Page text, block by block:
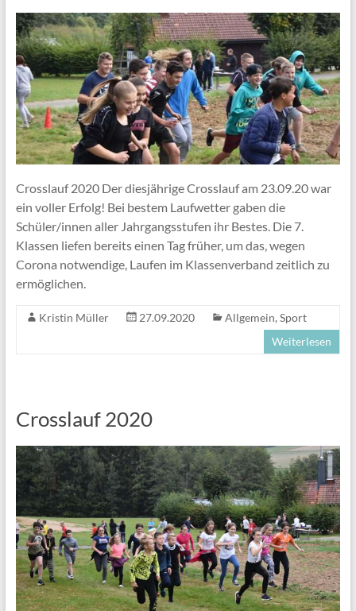
Crosslauf 2020 Der diesjährige Crosslauf am 23.09.20 war
ein voller Erfolg! Bei bestem Laufwetter gaben die
Schüler/innen aller Jahrgangsstufen ihr Bestes. Die 7.
Klassen liefen bereits einen Tag früher, um das, wegen
Corona notwendige, Laufen im Klassenverband zeitlich zu
ermöglichen.
Kristin Müller 27.09.2020 Allgemein, Sport
Weiterlesen
Crosslauf 2020